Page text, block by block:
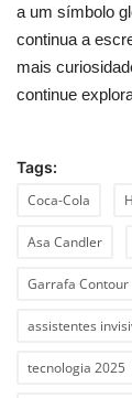
a um símbolo
continua a
mais
continue
Tags:
Coca-Cola
Asa Candler
Garrafa Contour
assistentes
tecnologia 2025